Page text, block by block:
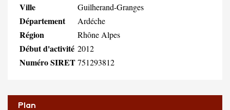
Ville Guilherand-Granges
Département Ardéche
Région Rhône Alpes
Début d'activité 2012
Numéro SIRET751293812
Plan